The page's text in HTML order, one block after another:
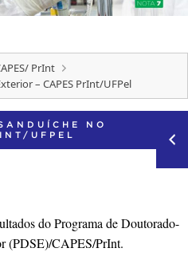
PrInt
– CAPES PrInt/UFPel
NO
UFPEL
do Programa de Doutorado-
(PDSE)/CAPES/PrInt.